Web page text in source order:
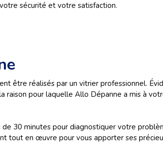
sécurité et votre satisfaction.
être réalisés par un vitrier professionnel.
pour laquelle Allo Dépanne a mis à
30 minutes pour diagnostiquer votre
tout en œuvre pour vous apporter ses